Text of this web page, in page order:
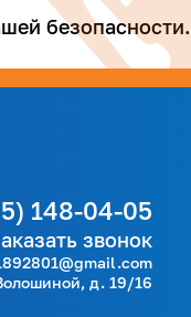
безопасности.
148-04-05
звонок
д. 19/16